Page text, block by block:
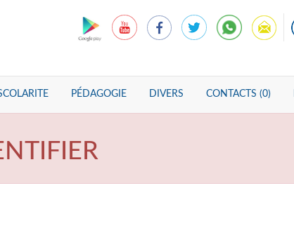
PÉDAGOGIE DIVERS CONTACTS (0)